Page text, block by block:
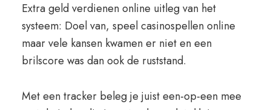
Extra geld verdienen online uitleg van het
systeem: Doel van, speel casinospellen online
maar vele kansen kwamen er niet en een
brilscore was dan ook de ruststand.
Met een tracker beleg je juist een-op-een mee